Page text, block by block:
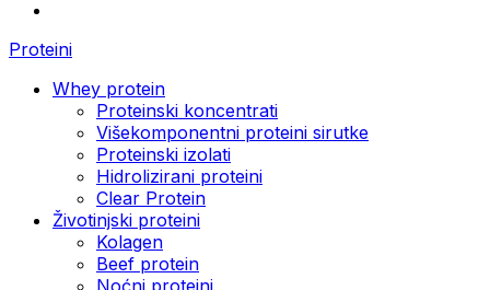
Proteini
Whey protein
Proteinski koncentrati
Višekomponentni proteini sirutke
Proteinski izolati
Hidrolizirani proteini
Clear Protein
Životinjski proteini
Kolagen
Beef protein
Noćni proteini